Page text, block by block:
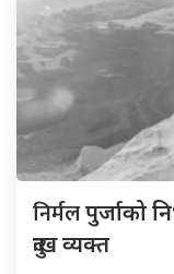
निर्मलपुर्जाको
दुःख व्यक्त